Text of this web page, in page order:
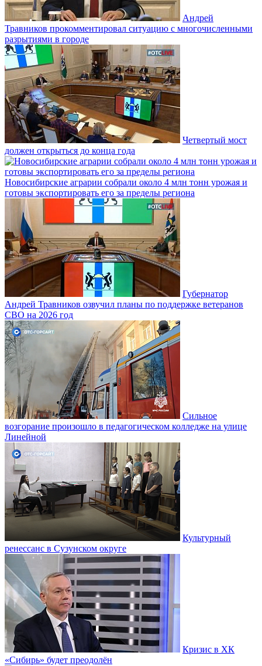
Андрей
Травников прокомментировал ситуацию с многочисленными
разрытиями в городе
Четвертый мост
должен открыться до конца года
Новосибирские аграрии собрали около 4 млн тонн урожая и
готовы экспортировать его за пределы региона
Губернатор
Андрей Травников озвучил планы по поддержке ветеранов
СВО на 2026 год
Сильное
возгорание произошло в педагогическом колледже на улице
Линейной
Культурный
ренессанс в Сузунском округе
Кризис в ХК
«Сибирь» будет преодолён